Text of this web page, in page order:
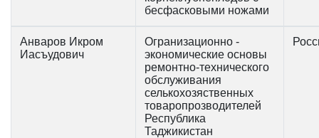
бесфасковыми ножами
Анваров Икром
Иасъудович
Огранизационно -
экономические основы
ремонтно-технического
обслуживания
селькохозяственных
товаропрозводителей
Республика
Таджикистан